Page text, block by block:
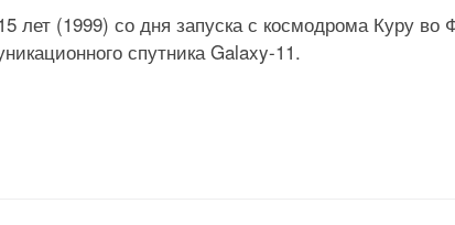
лет (1999) со дня запуска с космодрома Куру во
спутника Galaxy-11.